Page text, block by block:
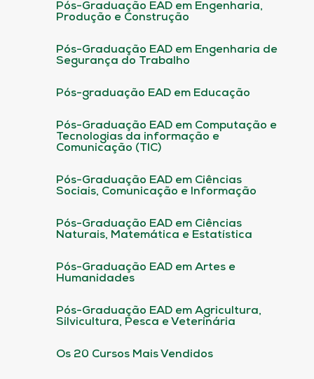
Pós-Graduação EAD em Engenharia,
Produção e Construção
Pós-Graduação EAD em Engenharia de
Segurança do Trabalho
Pós-graduação EAD em Educação
Pós-Graduação EAD em Computação e
Tecnologias da informação e
Comunicação (TIC)
Pós-Graduação EAD em Ciências
Sociais, Comunicação e Informação
Pós-Graduação EAD em Ciências
Naturais, Matemática e Estatística
Pós-Graduação EAD em Artes e
Humanidades
Pós-Graduação EAD em Agricultura,
Silvicultura, Pesca e Veterinária
Os 20 Cursos Mais Vendidos